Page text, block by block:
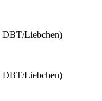
DBT/Liebchen)
DBT/Liebchen)